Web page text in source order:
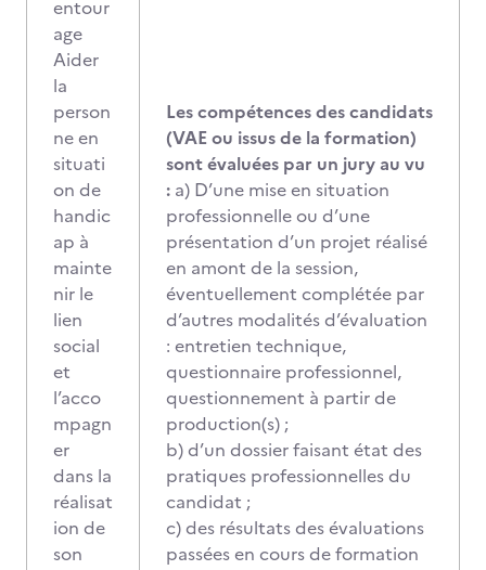
entour
age
Aider
la
person
ne en
situati
on de
handic
ap à
mainte
nir le
lien
social
et
l’acco
mpagn
er
dans la
réalisat
ion de
son
Les compétences des candidats
(VAE ou issus de la formation)
sont évaluées par un jury au vu
: a) D’une mise en situation
professionnelle ou d’une
présentation d’un projet réalisé
en amont de la session,
éventuellement complétée par
d’autres modalités d’évaluation
: entretien technique,
questionnaire professionnel,
questionnement à partir de
production(s) ;
b) d’un dossier faisant état des
pratiques professionnelles du
candidat ;
c) des résultats des évaluations
passées en cours de formation